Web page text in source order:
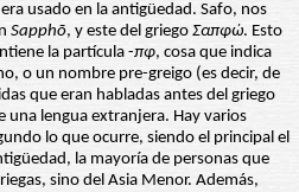
usado en la antigüedad. Safo, nos
Sapphō, y este del griego Σαπφώ. Esto
la partícula -πφ, cosa que indica
o un nombre pre-greigo (es decir, de
que eran habladas antes del griego
una lengua extranjera. Hay varios
lo que ocurre, siendo el principal el
la mayoría de personas que
sino del Asia Menor. Además,